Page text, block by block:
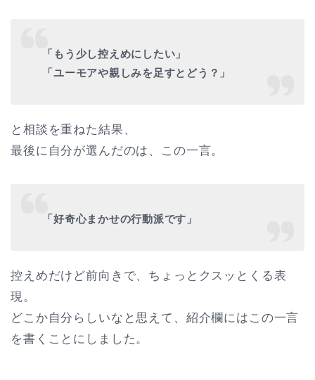
「もう少し控えめにしたい」
「ユーモアや親しみを足すとどう？」
と相談を重ねた結果、
最後に自分が選んだのは、この一言。
「好奇心まかせの行動派です」
控えめだけど前向きで、ちょっとクスッとくる表
現。
どこか自分らしいなと思えて、紹介欄にはこの一言
を書くことにしました。